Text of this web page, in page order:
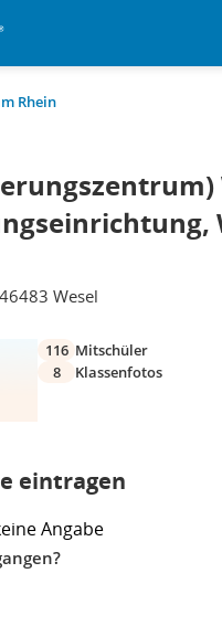
Rhein
Wesel
116 Mitschüler
8
Klassenfotos
eintragen
Angabe